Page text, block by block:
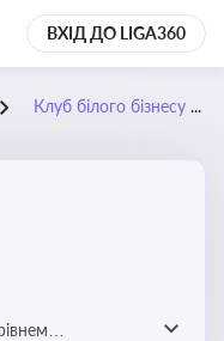
ВХІД ДО LIGA360
Клуб білого бізнесу